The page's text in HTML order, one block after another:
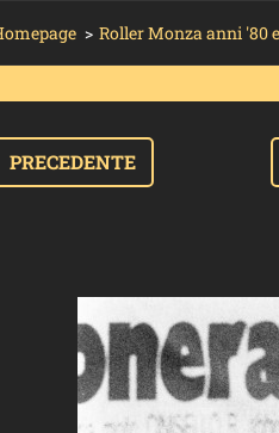
> Roller Monza anni '80
PRECEDENTE